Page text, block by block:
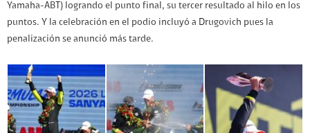
Yamaha-ABT) logrando el punto final, su tercer resultado al hilo en los
puntos. Y la celebración en el podio incluyó a Drugovich pues la
penalización se anunció más tarde.